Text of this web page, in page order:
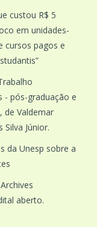
custou R$ 5
em unidades-
cursos pagos e
- pós-graduação e
de Valdemar
Silva Júnior.
da Unesp sobre a
aberto.